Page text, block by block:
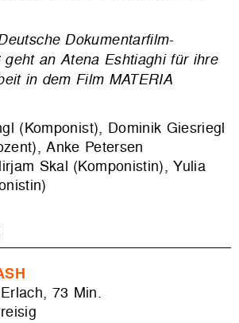
Dokumentarfilm-
geht an Atena Eshtiaghi für ihre
in dem Film MATERIA
(Komponist), Dominik Giesriegl
Anke Petersen
Skal (Komponistin), Yulia
73 Min.